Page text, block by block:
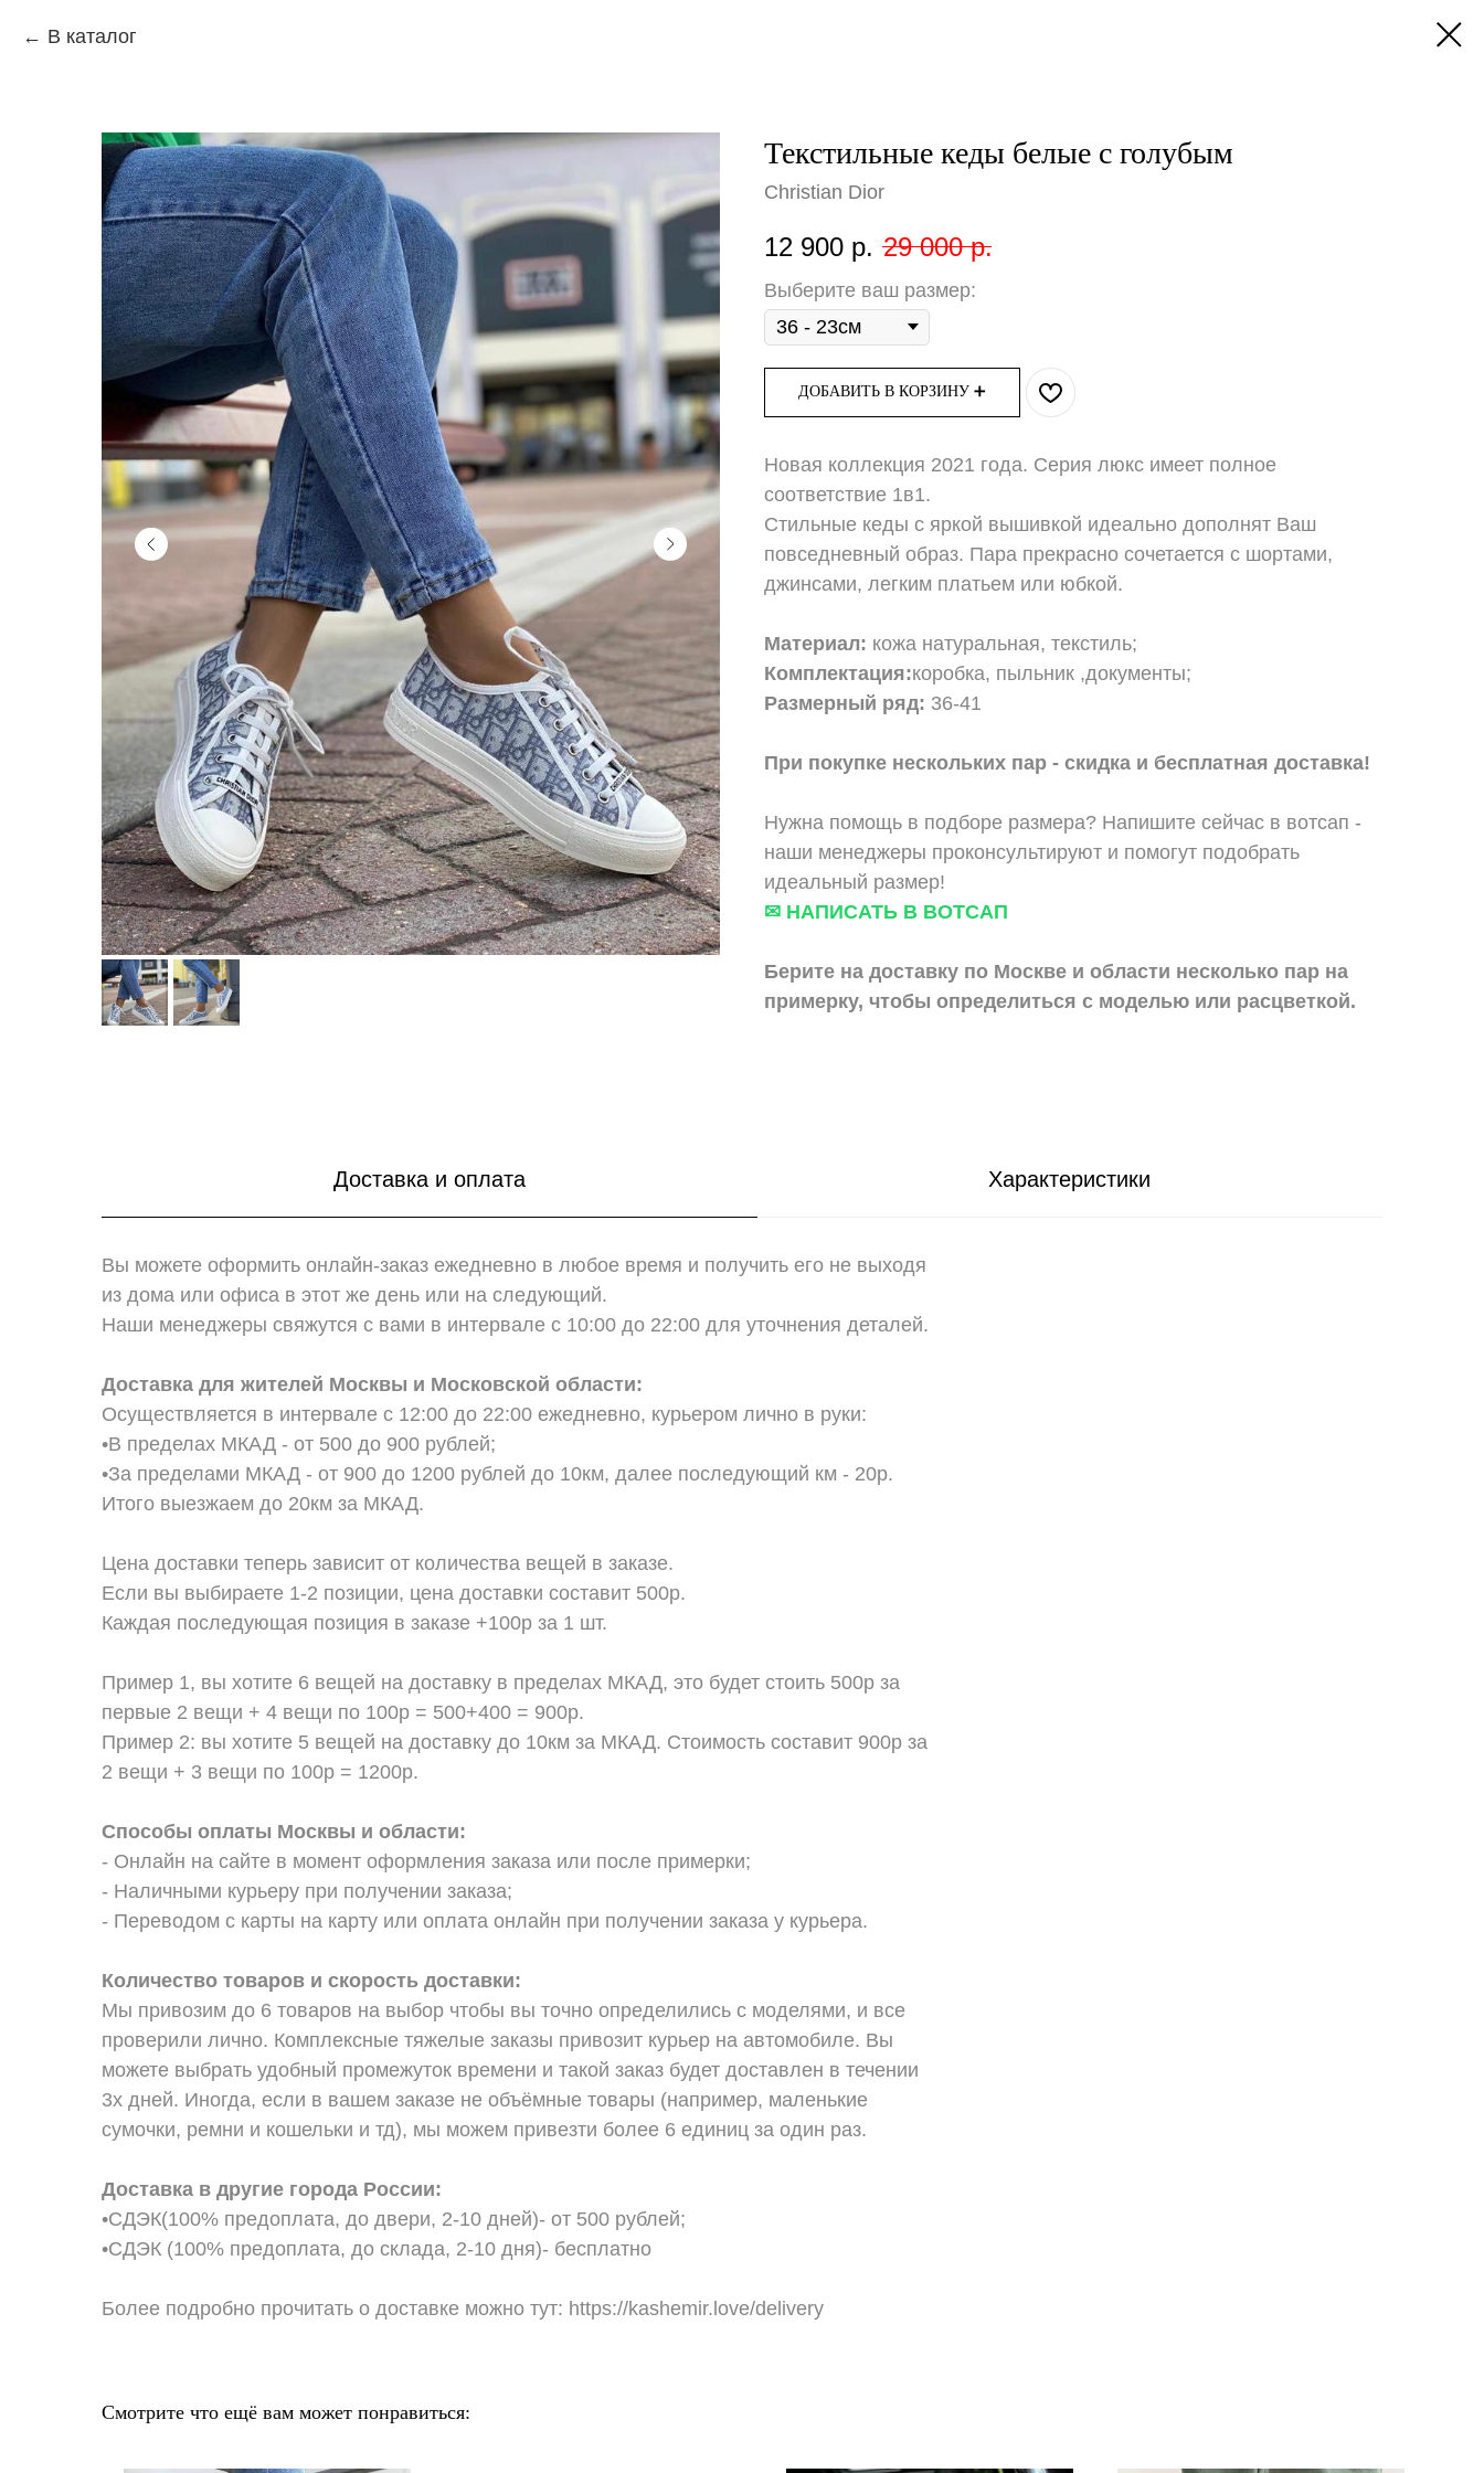
В каталог
Текстильные кеды белые с голубым
Christian Dior
12 900 р. 29 000 р.
Выберите ваш размер:
ДОБАВИТЬ В КОРЗИНУ ➕
Новая коллекция 2021 года. Серия люкс имеет полное
соответствие 1в1.
Стильные кеды с яркой вышивкой идеально дополнят Ваш
повседневный образ. Пара прекрасно сочетается с шортами,
джинсами, легким платьем или юбкой.
Материал: кожа натуральная, текстиль;
Комплектация:коробка, пыльник ,документы;
Размерный ряд: 36-41
При покупке нескольких пар - скидка и бесплатная доставка!
Нужна помощь в подборе размера? Напишите сейчас в вотсап -
наши менеджеры проконсультируют и помогут подобрать
идеальный размер!
✉ НАПИСАТЬ В ВОТСАП
Берите на доставку по Москве и области несколько пар на
примерку, чтобы определиться с моделью или расцветкой.
Доставка и оплата Характеристики
Вы можете оформить онлайн-заказ ежедневно в любое время и получить его не выходя
из дома или офиса в этот же день или на следующий.
Наши менеджеры свяжутся с вами в интервале с 10:00 до 22:00 для уточнения деталей.
Доставка для жителей Москвы и Московской области:
Осуществляется в интервале с 12:00 до 22:00 ежедневно, курьером лично в руки:
•В пределах МКАД - от 500 до 900 рублей;
•За пределами МКАД - от 900 до 1200 рублей до 10км, далее последующий км - 20р.
Итого выезжаем до 20км за МКАД.
Цена доставки теперь зависит от количества вещей в заказе.
Если вы выбираете 1-2 позиции, цена доставки составит 500р.
Каждая последующая позиция в заказе +100р за 1 шт.
Пример 1, вы хотите 6 вещей на доставку в пределах МКАД, это будет стоить 500р за
первые 2 вещи + 4 вещи по 100р = 500+400 = 900р.
Пример 2: вы хотите 5 вещей на доставку до 10км за МКАД. Стоимость составит 900р за
2 вещи + 3 вещи по 100р = 1200р.
Способы оплаты Москвы и области:
- Онлайн на сайте в момент оформления заказа или после примерки;
- Наличными курьеру при получении заказа;
- Переводом с карты на карту или оплата онлайн при получении заказа у курьера.
Количество товаров и скорость доставки:
Мы привозим до 6 товаров на выбор чтобы вы точно определились с моделями, и все
проверили лично. Комплексные тяжелые заказы привозит курьер на автомобиле. Вы
можете выбрать удобный промежуток времени и такой заказ будет доставлен в течении
3х дней. Иногда, если в вашем заказе не объёмные товары (например, маленькие
сумочки, ремни и кошельки и тд), мы можем привезти более 6 единиц за один раз.
Доставка в другие города России:
•СДЭК(100% предоплата, до двери, 2-10 дней)- от 500 рублей;
•СДЭК (100% предоплата, до склада, 2-10 дня)- бесплатно
Более подробно прочитать о доставке можно тут: https://kashemir.love/delivery
Смотрите что ещё вам может понравиться: